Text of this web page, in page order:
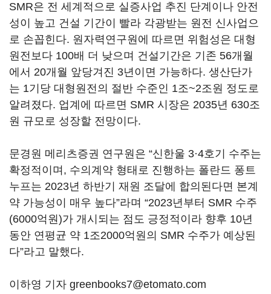
SMR은 전 세계적으로 실증사업 추진 단계이나 안전
성이 높고 건설 기간이 빨라 각광받는 원전 신사업으
로 손꼽힌다. 원자력연구원에 따르면 위험성은 대형
원전보다 100배 더 낮으며 건설기간은 기존 56개월
에서 20개월 앞당겨진 3년이면 가능하다. 생산단가
는 1기당 대형원전의 절반 수준인 1조~2조원 정도로
알려졌다. 업계에 따르면 SMR 시장은 2035년 630조
원 규모로 성장할 전망이다.
문경원 메리츠증권 연구원은 “신한울 3·4호기 수주는
확정적이며, 수의계약 형태로 진행하는 폴란드 퐁트
누프는 2023년 하반기 재원 조달에 합의된다면 본계
약 가능성이 매우 높다”라며 “2023년부터 SMR 수주
(6000억원)가 개시되는 점도 긍정적이라 향후 10년
동안 연평균 약 1조2000억원의 SMR 수주가 예상된
다”라고 말했다.
이하영 기자 greenbooks7@etomato.com